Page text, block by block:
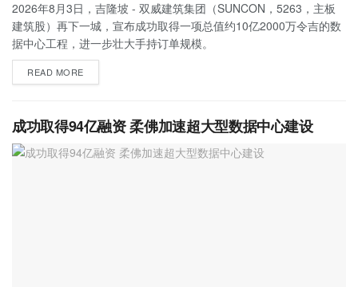
2026年8月3日，吉隆坡 - 双威建筑集团（SUNCON，5263，主板
建筑股）再下一城，宣布成功取得一项总值约10亿2000万令吉的数
据中心工程，进一步壮大手持订单规模。
READ MORE
成功取得94亿融资 柔佛加速超大型数据中心建设